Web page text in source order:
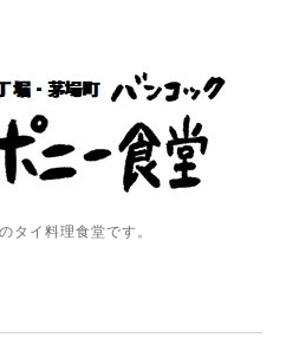
タイ料理食堂です。